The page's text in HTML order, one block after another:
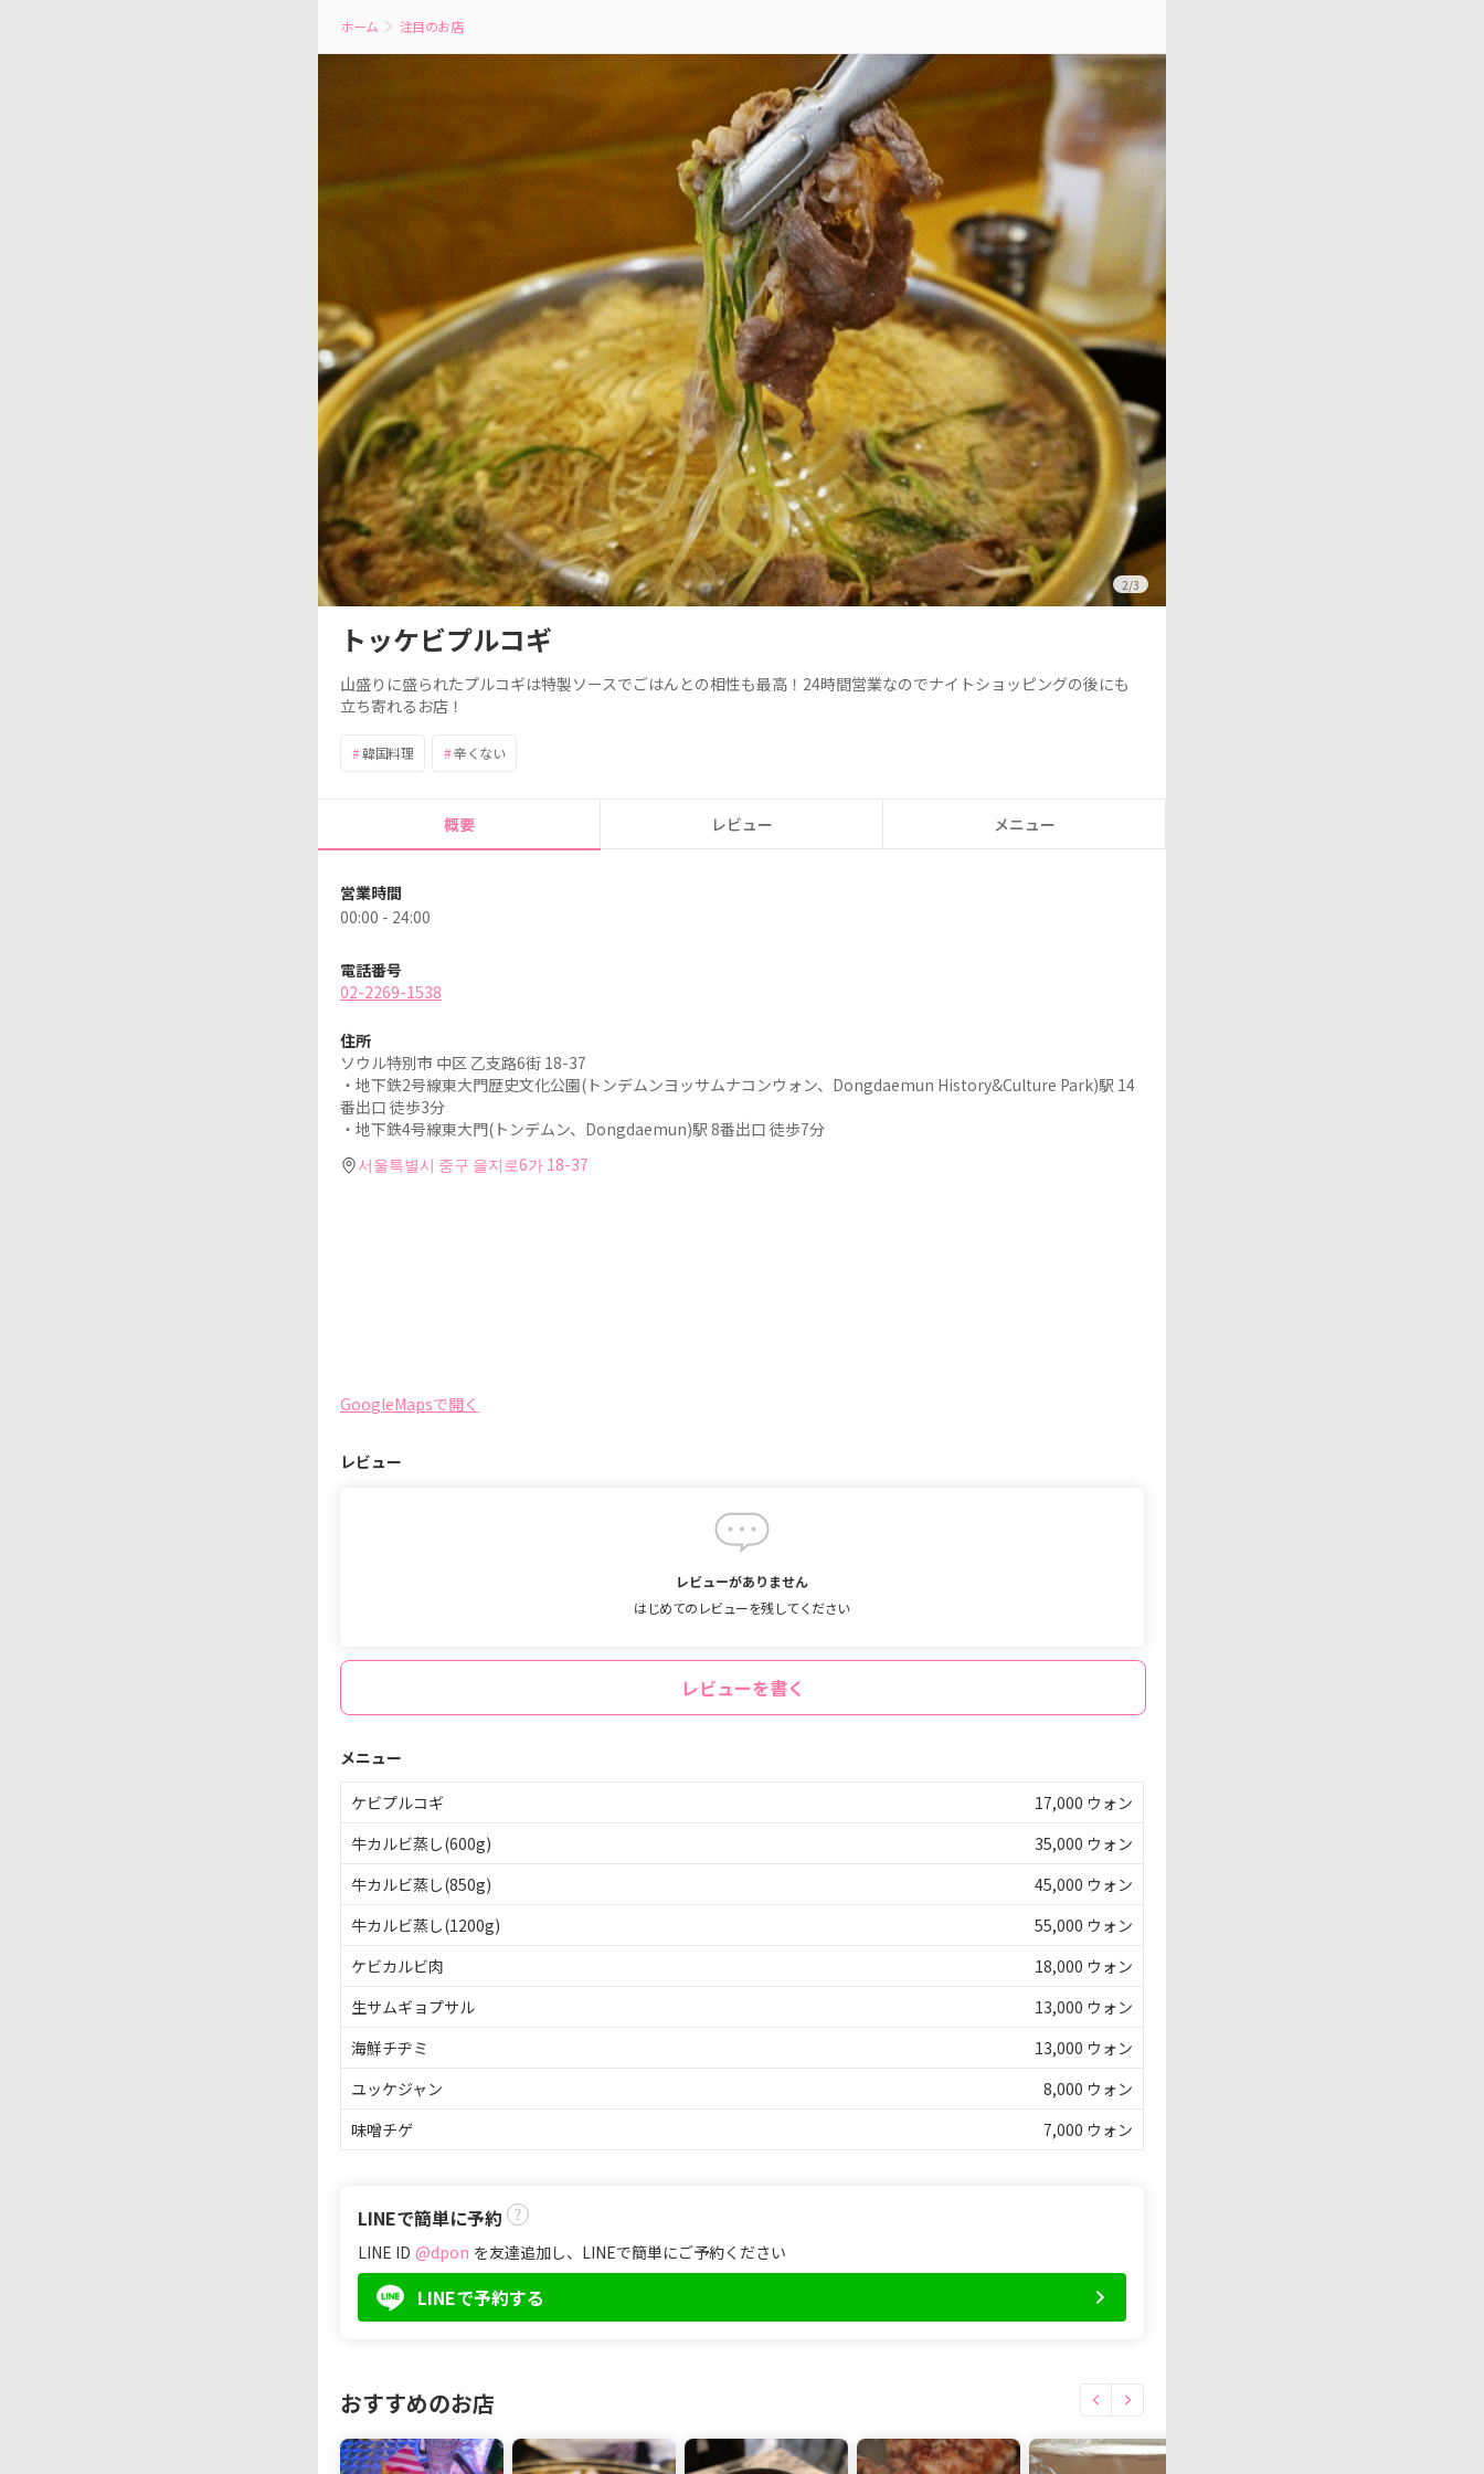
ホーム 注目のお店
2/3
トッケビプルコギ
山盛りに盛られたプルコギは特製ソースでごはんとの相性も最高！ 24時間営業なのでナイトショッピングの後にも
立ち寄れるお店！
#韓国料理 #辛くない
概要 レビュー メニュー
営業時間
00:00 - 24:00
電話番号
02-2269-1538
住所
ソウル特別市 中区 乙支路6街 18-37
・地下鉄2号線東大門歴史文化公園(トンデムンヨッサムナコンウォン、Dongdaemun History&Culture Park)駅 14
番出口 徒歩3分
・地下鉄4号線東大門(トンデムン、Dongdaemun)駅 8番出口 徒歩7分
서울특별시 중구 을지로6가 18-37
GoogleMapsで開く
レビュー
レビューがありません
はじめてのレビューを残してください
レビューを書く
メニュー
ケビプルコギ
17,000 ウォン
牛カルビ蒸し(600g)
35,000 ウォン
牛カルビ蒸し(850g)
45,000 ウォン
牛カルビ蒸し(1200g)
55,000 ウォン
ケビカルビ肉
18,000 ウォン
生サムギョプサル
13,000 ウォン
海鮮チヂミ
13,000 ウォン
ユッケジャン
8,000 ウォン
味噌チゲ 7,000 ウォン
LINEで簡単に予約
LINE ID @dpon を友達追加し、LINEで簡単にご予約ください
LINEで予約する
おすすめのお店